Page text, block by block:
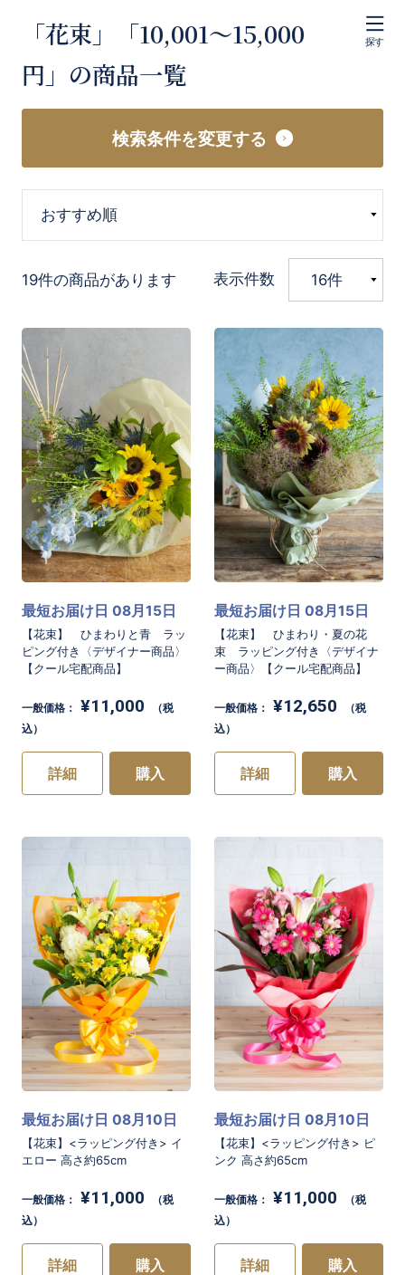
探す
「花束」「10,001〜15,000
円」の商品一覧
検索条件を変更する
19件の商品があります 表示件数
【花束】 ひまわりと青 ラッ
ピング付き〈デザイナー商品〉
【クール宅配商品】
最短お届け日 08月15日
一般価格： ¥11,000
（税
込）
詳細 購入
【花束】 ひまわり・夏の花
束 ラッピング付き〈デザイナ
ー商品〉【クール宅配商品】
最短お届け日 08月15日
一般価格： ¥12,650
（税
込）
詳細 購入
【花束】<ラッピング付き> イ
エロー 高さ約65cm
最短お届け日 08月10日
一般価格： ¥11,000
（税
込）
詳細 購入
【花束】<ラッピング付き> ピ
ンク 高さ約65cm
最短お届け日 08月10日
一般価格： ¥11,000
（税
込）
詳細 購入